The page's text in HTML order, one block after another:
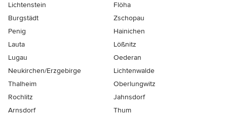
Lichtenstein
Flöha
Burgstädt
Zschopau
Penig
Hainichen
Lauta
Lößnitz
Lugau
Oederan
Neukirchen/Erzgebirge
Lichtenwalde
Thalheim
Oberlungwitz
Rochlitz
Jahnsdorf
Arnsdorf
Thum